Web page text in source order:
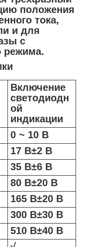
положения
тока,
и для
с
режима.
Включение
светодиодн
ой
индикации
0 ~ 10 В
17 В±2 В
35 В±6 В
80 В±20 В
165 В±20 В
300 В±30 В
510 В±40 В